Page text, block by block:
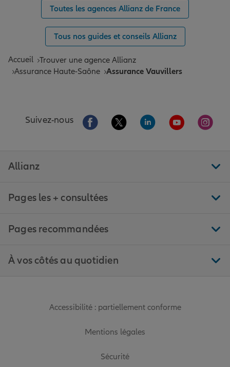
Toutes les agences Allianz de France
Tous nos guides et conseils Allianz
Accueil Trouver une agence Allianz
Assurance Haute-Saône Assurance Vauvillers
Suivez-nous Aller sur la page Facebook de Allianz
Aller sur la page Twitter de
Aller sur la page
Aller sur la
Aller
Allianz
Pages les + consultées
Pages recommandées
À vos côtés au quotidien
Accessibilité : partiellement conforme
Mentions légales
Sécurité